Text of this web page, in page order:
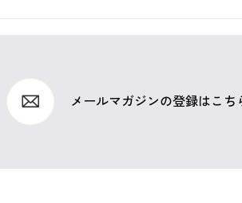
メールマガジンの登録はこち